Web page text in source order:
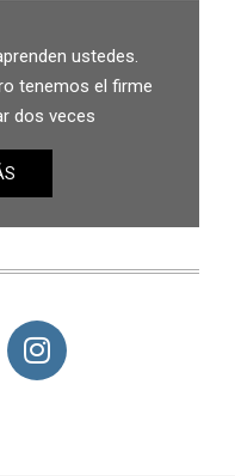
ustedes.
tenemos el firme
dos veces